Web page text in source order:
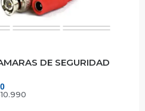
DE SEGURIDAD
10.990